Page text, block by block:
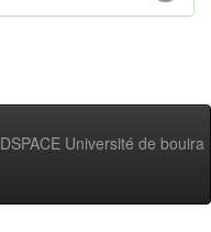
DSPACE Université de bouira